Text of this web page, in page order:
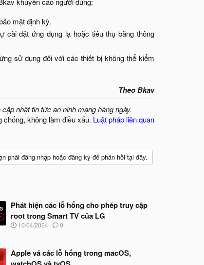
mật định kỳ.​
cài đặt ứng dụng lạ hoặc tiêu thụ băng thông
sử dụng đối với các thiết bị không thể kiểm
Theo Bkav
nhật tin tức an ninh mạng hàng ngày.
chống, không làm điều xấu. Luật pháp liên quan
phải đăng nhập hoặc đăng ký để phản hồi tại đây.
Phát hiện các lỗ hổng cho phép truy cập
root trong Smart TV của LG
N
b
10/04/2024 0
Apple vá các lỗ hổng trong macOS,